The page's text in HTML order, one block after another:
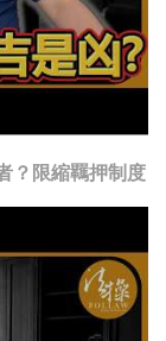
？限縮羈押制度